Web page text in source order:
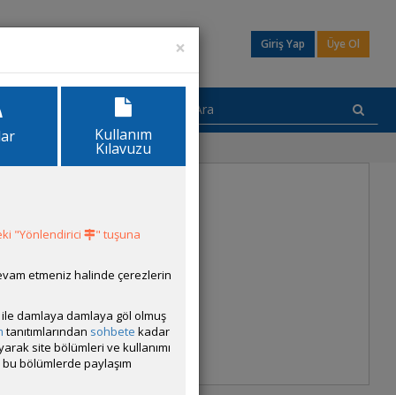
Giriş Yap Üye Ol
×
Kullanım
Kılavuzu
"Yönlendirici
" tuşuna
etmeniz halinde çerezlerin
ile damlaya damlaya göl olmuş
tanıtımlarından sohbete kadar
site bölümleri ve kullanımı
bölümlerde paylaşım